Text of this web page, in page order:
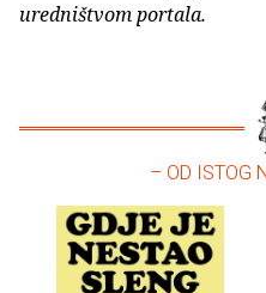
uredništvom portala.
– OD ISTOG